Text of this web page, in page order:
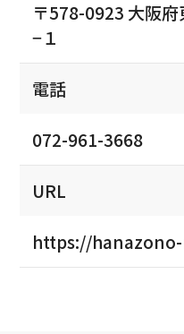
〒578-0923 大阪
−１
電話
072-961-3668
URL
https://